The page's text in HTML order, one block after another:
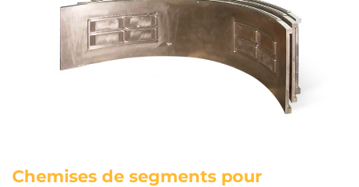
Chemises de segments pour